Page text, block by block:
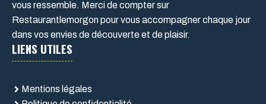
vous ressemble. Merci de compter sur
Restaurantlemorgon pour vous accompagner chaque jour
dans vos envies de découverte et de plaisir.
LIENS UTILES
Mentions légales